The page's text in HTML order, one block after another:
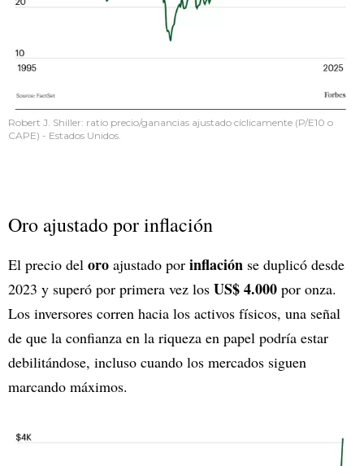
Robert J. Shiller: ratio precio/ganancias ajustado cíclicamente (P/E10 o
CAPE) - Estados Unidos.
Oro ajustado por inflación
El precio del oro ajustado por inflación se duplicó desde
2023 y superó por primera vez los US$ 4.000 por onza.
Los inversores corren hacia los activos físicos, una señal
de que la confianza en la riqueza en papel podría estar
debilitándose, incluso cuando los mercados siguen
marcando máximos.